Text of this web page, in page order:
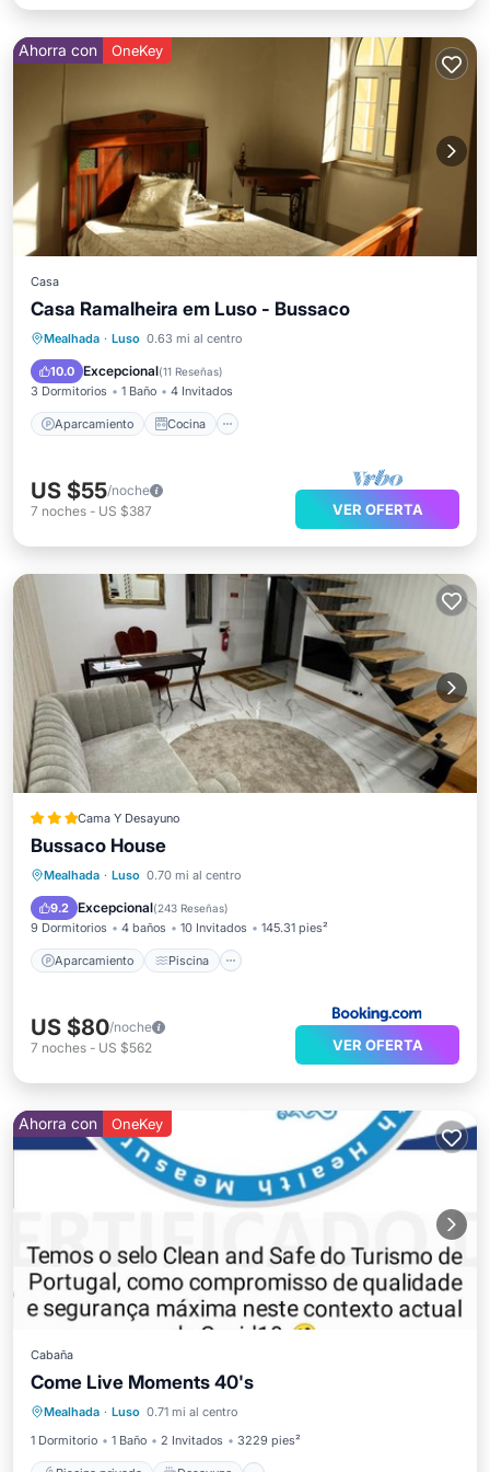
Ahorra con OneKey
Casa
Casa Ramalheira em Luso - Bussaco
Mealhada · Luso 0.63 mi al centro
10.0 Excepcional(11 Reseñas)
3 Dormitorios 1 Baño 4 Invitados
Aparcamiento Cocina
Aparcamiento Cocina
Se admiten mascotas
US $55/noche
7 noches - US $387 VER OFERTA
Cama Y Desayuno
Bussaco House
Mealhada · Luso 0.70 mi al centro
9.2 Excepcional(243 Reseñas)
9 Dormitorios 4 baños 10 Invitados 145.31 pies²
Aparcamiento Piscina
Aparcamiento
Piscina
Aire acondicionado
US $80/noche
7 noches - US $562 VER OFERTA
Ahorra con OneKey
Cabaña
Come Live Moments 40's
Mealhada · Luso 0.71 mi al centro
1 Dormitorio
1 Baño 2 Invitados 3229 pies²
Piscina privada
Desayuno
Aparcamiento
Piscina